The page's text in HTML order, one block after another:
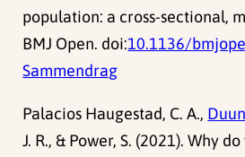
population: a cross-sectional,
BMJ Open. doi:10.1136/
Sammendrag
Palacios Haugestad, C. A.,
J. R., & Power, S. (2021). Why